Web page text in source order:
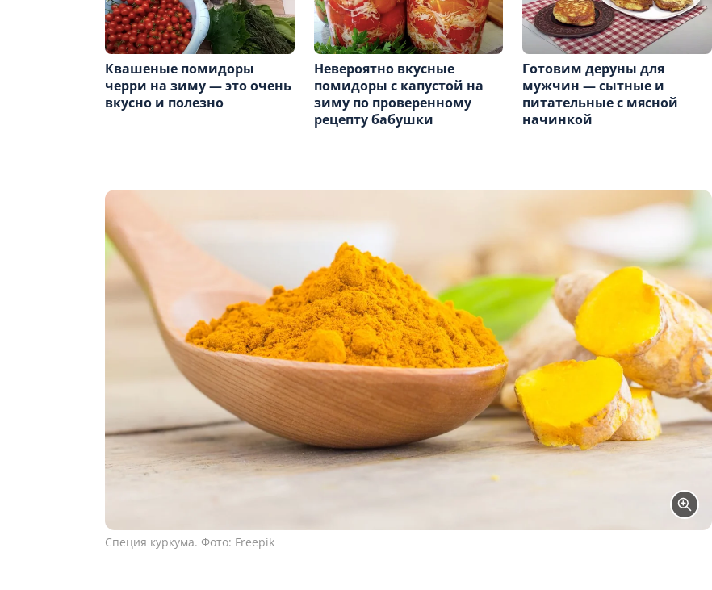
Квашеные помидоры
черри на зиму — это очень
вкусно и полезно
Невероятно вкусные
помидоры с капустой на
зиму по проверенному
рецепту бабушки
Готовим деруны для
мужчин — сытные и
питательные с мясной
начинкой
Специя куркума. Фото: Freepik